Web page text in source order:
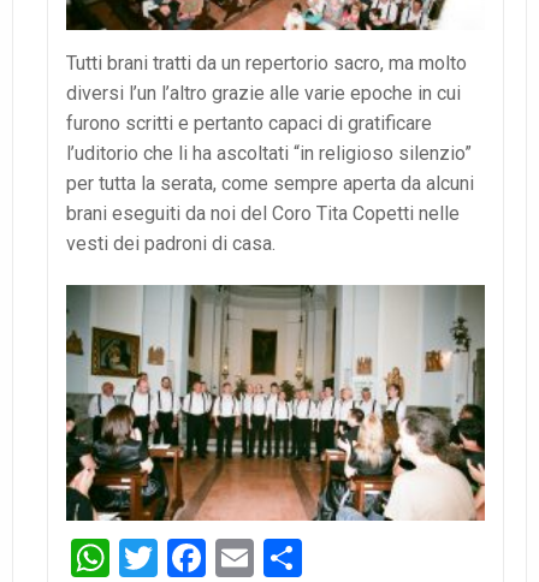
Tutti brani tratti da un repertorio sacro, ma molto
diversi l’un l’altro grazie alle varie epoche in cui
furono scritti e pertanto capaci di gratificare
l’uditorio che li ha ascoltati “in religioso silenzio”
per tutta la serata, come sempre aperta da alcuni
brani eseguiti da noi del Coro Tita Copetti nelle
vesti dei padroni di casa.
WhatsApp
Twitter
Facebook
Email